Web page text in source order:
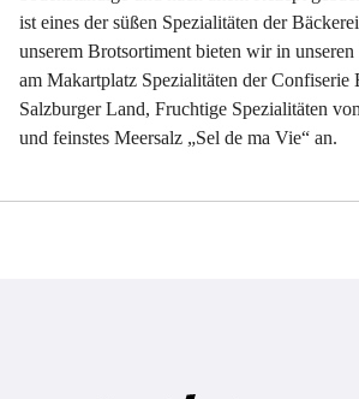
ist eines der süßen Spezialitäten der
unserem Brotsortiment bieten wir in
am Makartplatz Spezialitäten der Confiserie
Salzburger Land, Fruchtige Spezialitäten
und feinstes Meersalz „Sel de ma Vie“ an.